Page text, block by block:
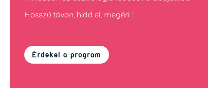
Hosszú távon, hidd el, megéri !
Érdekel a program